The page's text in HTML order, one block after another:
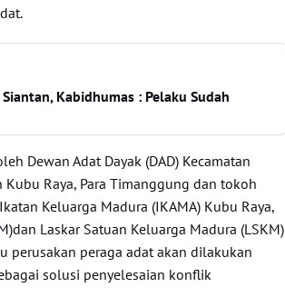
Kabidhumas : Pelaku Sudah
Dewan Adat Dayak (DAD) Kecamatan
Raya, Para Timanggung dan tokoh
Keluarga Madura (IKAMA) Kubu Raya,
Laskar Satuan Keluarga Madura (LSKM)
perusakan peraga adat akan dilakukan
solusi penyelesaian konflik